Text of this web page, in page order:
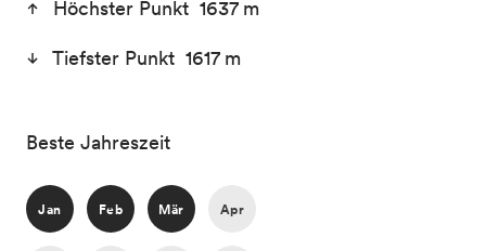
Höchster Punkt 1637 m
Tiefster Punkt 1617 m
Beste Jahreszeit
Jan Feb Mär Apr